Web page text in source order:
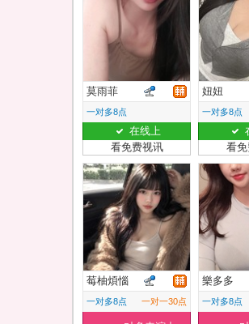
莫雨菲
一对多8点
在线上
看免费视讯
妞妞
一对多8点
看
莓柚煩惱
一对多8点 一对一30点
樂多多
一对多8点